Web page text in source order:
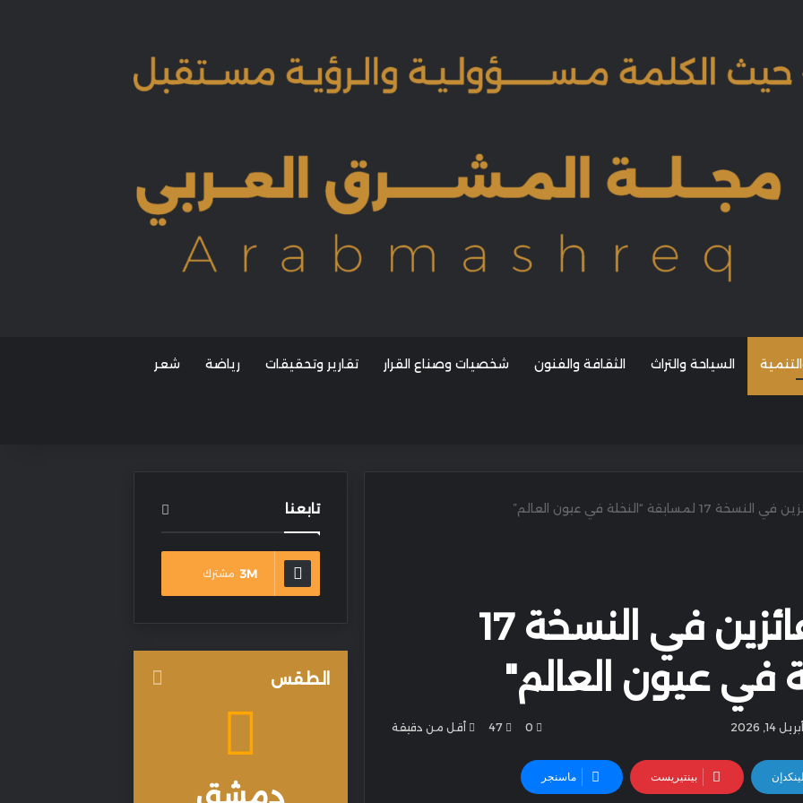
السياحة والتراث الثقافة والفنون شخصيات وصناع القرار تقارير وتحقيقات رياضة شعر
“النخلة في عيون العالم”
إعلان أسماء الفائزين في النسخة 17
في عيون العالم"
2026
0
47 أقل من دقيقة
لينكدإن بينتيريست ماسنجر
تابعنا
3M مشترك
الطقس
دمشق